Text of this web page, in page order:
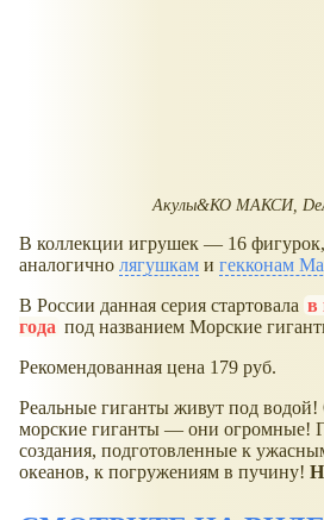
Акулы&КО МАКСИ,
В коллекции игрушек — 16
аналогично лягушкам и гекконам
В России данная серия стартовала в
года под названием Морские
Рекомендованная цена 179 руб.
Реальные гиганты живут под
морские гиганты — они огромные!
создания, подготовленные к
океанов, к погружениям в пучину!